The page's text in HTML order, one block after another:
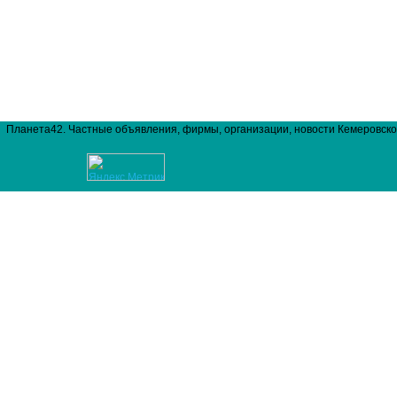
Планета42. Частные объявления, фирмы, организации, новости